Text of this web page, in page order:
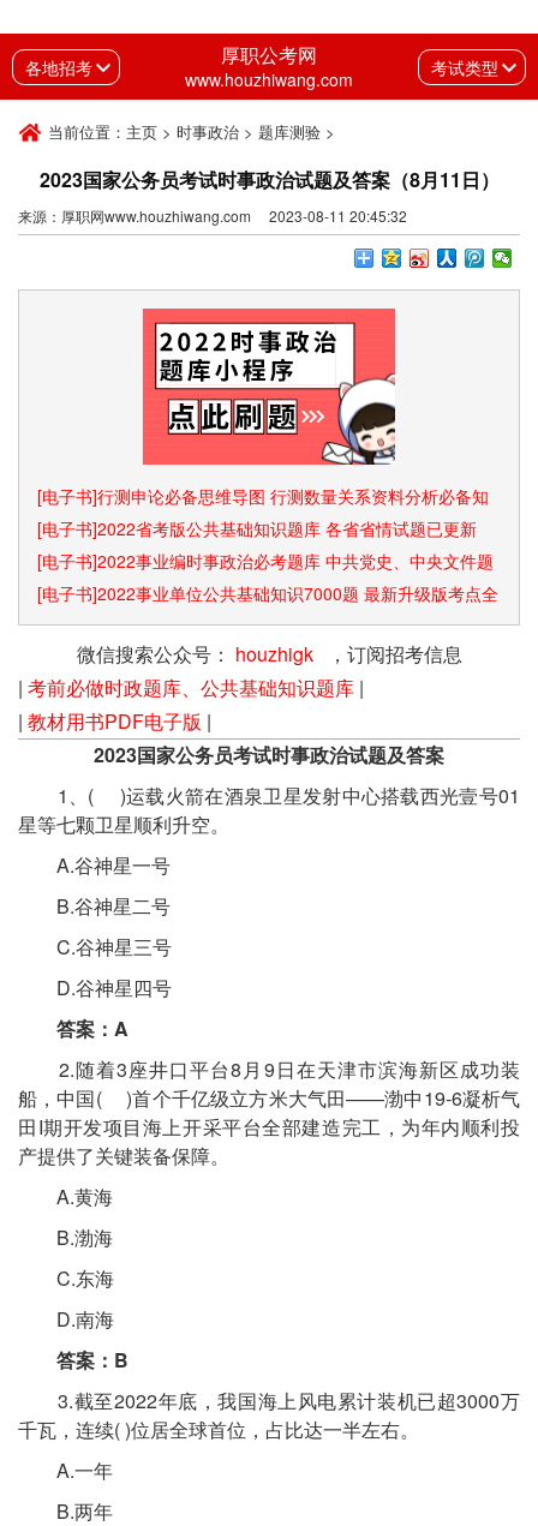
各地招考 厚职公考网
www.houzhiwang.com 考试类型
当前位置： 主页 > 时事政治 > 题库测验 >
2023国家公务员考试时事政治试题及答案（8月11日）
来源：厚职网www.houzhiwang.com 2023-08-11 20:45:32
[电子书]行测申论必备思维导图 行测数量关系资料分析必备知
识点和速算技巧
[电子书]2022省考版公共基础知识题库 各省省情试题已更新
[电子书]2022事业编时事政治必考题库 中共党史、中央文件题
库已更新
[电子书]2022事业单位公共基础知识7000题 最新升级版考点全
覆盖
微信搜索公众号： houzhigk，订阅招考信息
| 考前必做时政题库、公共基础知识题库 |
| 教材用书PDF电子版 |
2023国家公务员考试时事政治试题及答案
1、( )运载火箭在酒泉卫星发射中心搭载西光壹号01
星等七颗卫星顺利升空。
A.谷神星一号
B.谷神星二号
C.谷神星三号
D.谷神星四号
答案：A
2.随着3座井口平台8月9日在天津市滨海新区成功装
船，中国( )首个千亿级立方米大气田——渤中19-6凝析气
田I期开发项目海上开采平台全部建造完工，为年内顺利投
产提供了关键装备保障。
A.黄海
B.渤海
C.东海
D.南海
答案：B
3.截至2022年底，我国海上风电累计装机已超3000万
千瓦，连续( )位居全球首位，占比达一半左右。
A.一年
B.两年